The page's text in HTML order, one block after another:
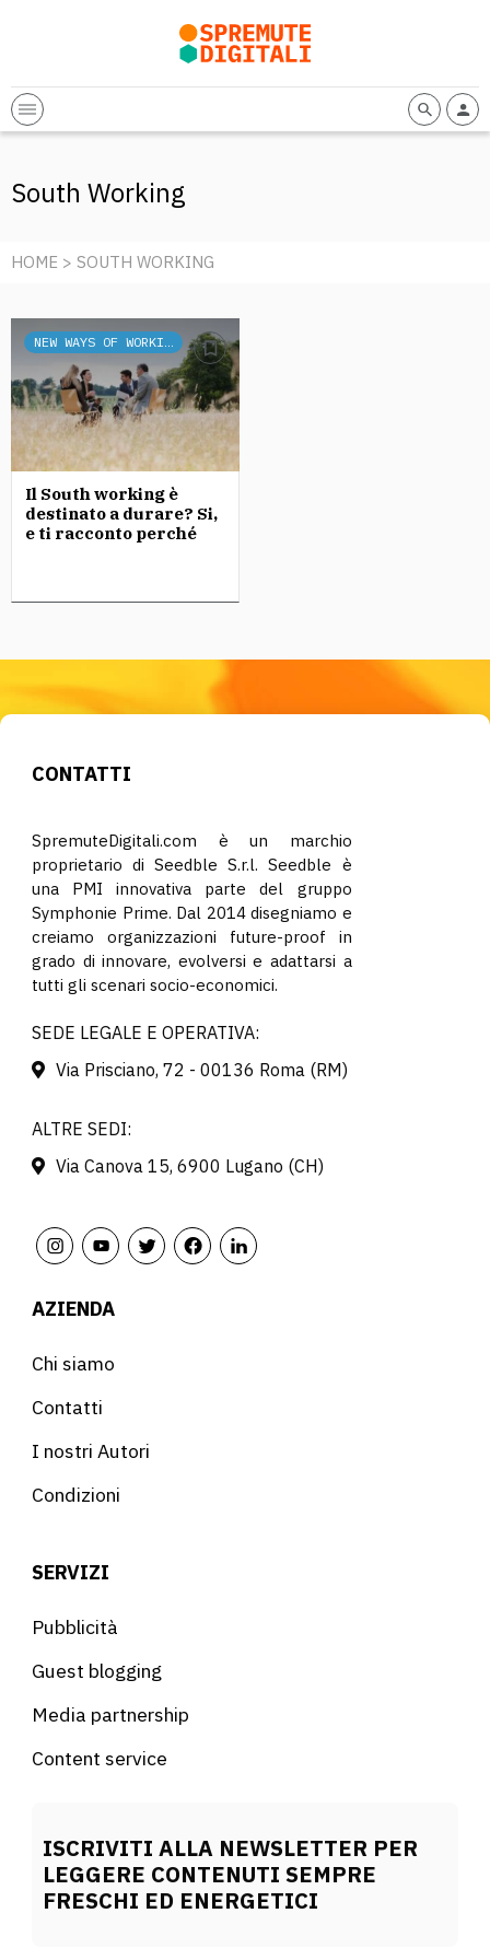
South Working
HOME > SOUTH WORKING
NEW WAYS OF WORKING
Il South working è
destinato a durare? Si,
e ti racconto perché
CONTATTI
SpremuteDigitali.com è un marchio
proprietario di Seedble S.r.l. Seedble è
una PMI innovativa parte del gruppo
Symphonie Prime. Dal 2014 disegniamo e
creiamo organizzazioni future-proof in
grado di innovare, evolversi e adattarsi a
tutti gli scenari socio-economici.
SEDE LEGALE E OPERATIVA:
Via Prisciano, 72 - 00136 Roma (RM)
ALTRE SEDI:
Via Canova 15, 6900 Lugano (CH)
AZIENDA
Chi siamo
Contatti
I nostri Autori
Condizioni
SERVIZI
Pubblicità
Guest blogging
Media partnership
Content service
ISCRIVITI ALLA NEWSLETTER PER
LEGGERE CONTENUTI SEMPRE
FRESCHI ED ENERGETICI